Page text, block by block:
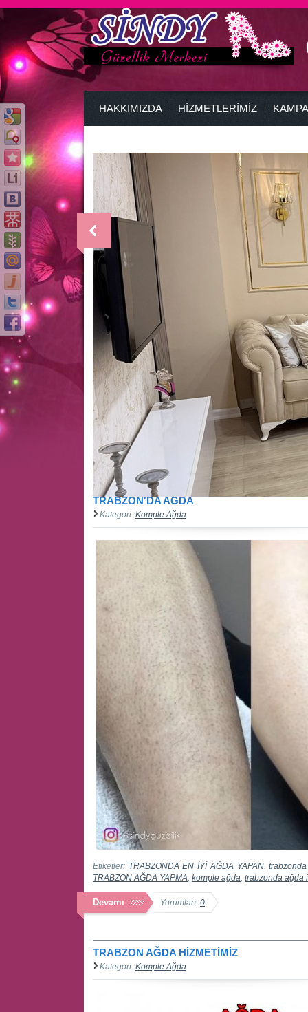
HAKKIMIZDA HİZMETLERİMİZ
TRABZON'DA AĞDA
Kategori: Komple Ağda
Etiketler: TRABZONDA EN İYİ AĞDA YAPAN,
TRABZON AĞDA YAPMA komple ağda trabzonda ağda
Devamı Yorumları: 0
TRABZON AĞDA HİZMETİMİZ
Kategori: Komple Ağda